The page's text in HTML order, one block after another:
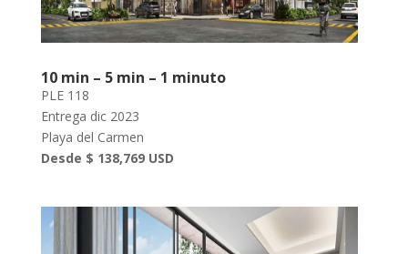
10 min – 5 min – 1 minuto
PLE 118
Entrega dic 2023
Playa del Carmen
Desde $ 138,769 USD